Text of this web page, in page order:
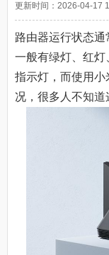
更新时间：2026-04-17
路由器运行状态通
一般有绿灯、红
指示灯，而使用
况，很多人不知道